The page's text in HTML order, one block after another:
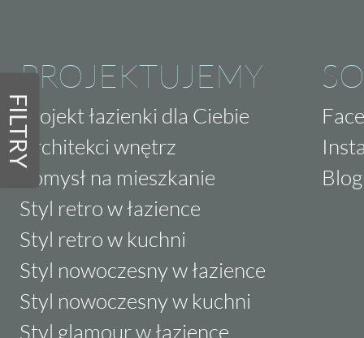
FILTRY
PROJEKTUJEMY
Projekt łazienki dla Ciebie
Architekci wnętrz
Pomysł na mieszkanie
Styl retro w łazience
Styl retro w kuchni
Styl nowoczesny w łazience
Styl nowoczesny w kuchni
Styl glamour w łazience
Blog